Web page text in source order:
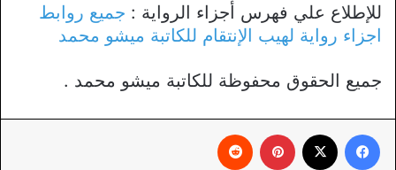
للإطلاع علي فهرس أجزاء الرواية : جميع روابط
اجزاء رواية لهيب الإنتقام للكاتبة ميشو محمد
جميع الحقوق محفوظة للكاتبة ميشو محمد .